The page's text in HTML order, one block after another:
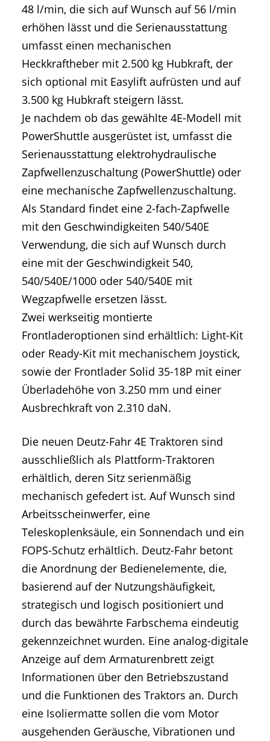
48 l/min, die sich auf Wunsch auf 56 l/min
erhöhen lässt und die Serienausstattung
umfasst einen mechanischen
Heckkraftheber mit 2.500 kg Hubkraft, der
sich optional mit Easylift aufrüsten und auf
3.500 kg Hubkraft steigern lässt.
Je nachdem ob das gewählte 4E-Modell mit
PowerShuttle ausgerüstet ist, umfasst die
Serienausstattung elektrohydraulische
Zapfwellenzuschaltung (PowerShuttle) oder
eine mechanische Zapfwellenzuschaltung.
Als Standard findet eine 2-fach-Zapfwelle
mit den Geschwindigkeiten 540/540E
Verwendung, die sich auf Wunsch durch
eine mit der Geschwindigkeit 540,
540/540E/1000 oder 540/540E mit
Wegzapfwelle ersetzen lässt.
Zwei werkseitig montierte
Frontladeroptionen sind erhältlich: Light-Kit
oder Ready-Kit mit mechanischem Joystick,
sowie der Frontlader Solid 35-18P mit einer
Überladehöhe von 3.250 mm und einer
Ausbrechkraft von 2.310 daN.
Die neuen Deutz-Fahr 4E Traktoren sind
ausschließlich als Plattform-Traktoren
erhältlich, deren Sitz serienmäßig
mechanisch gefedert ist. Auf Wunsch sind
Arbeitsscheinwerfer, eine
Teleskoplenksäule, ein Sonnendach und ein
FOPS-Schutz erhältlich. Deutz-Fahr betont
die Anordnung der Bedienelemente, die,
basierend auf der Nutzungshäufigkeit,
strategisch und logisch positioniert und
durch das bewährte Farbschema eindeutig
gekennzeichnet wurden. Eine analog-digitale
Anzeige auf dem Armaturenbrett zeigt
Informationen über den Betriebszustand
und die Funktionen des Traktors an. Durch
eine Isoliermatte sollen die vom Motor
ausgehenden Geräusche, Vibrationen und